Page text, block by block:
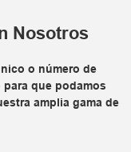
Nosotros
o número de
que podamos
amplia gama de